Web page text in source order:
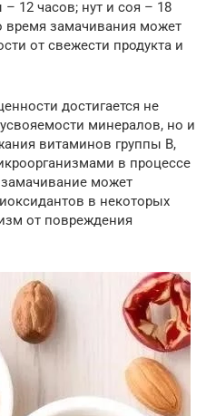
12 часов; нут и соя – 18
время замачивания может
от свежести продукта и
достигается не
минералов, но и
витаминов группы B,
в процессе
может
в некоторых
от повреждения